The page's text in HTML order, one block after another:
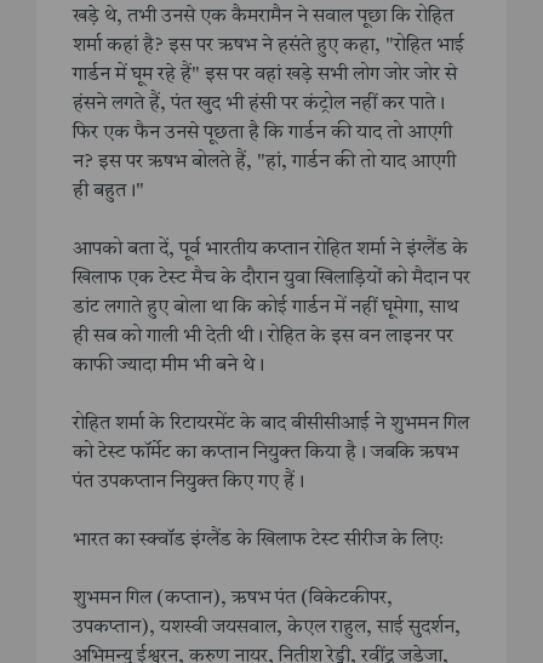
खड़े थे, तभी उनसे एक कैमरामैन ने सवाल पूछा कि रोहित
शर्मा कहां है? इस पर ऋषभ ने हसंते हुए कहा, "रोहित भाई
गार्डन में घूम रहे हैं" इस पर वहां खड़े सभी लोग जोर जोर से
हंसने लगते हैं, पंत खुद भी हंसी पर कंट्रोल नहीं कर पाते।
फिर एक फैन उनसे पूछता है कि गार्डन की याद तो आएगी
न? इस पर ऋषभ बोलते हैं, "हां, गार्डन की तो याद आएगी
ही बहुत।"
आपको बता दें, पूर्व भारतीय कप्तान रोहित शर्मा ने इंग्लैंड के
खिलाफ एक टेस्ट मैच के दौरान युवा खिलाड़ियों को मैदान पर
डांट लगाते हुए बोला था कि कोई गार्डन में नहीं घूमेगा, साथ
ही सब को गाली भी देती थी। रोहित के इस वन लाइनर पर
काफी ज्यादा मीम भी बने थे।
रोहित शर्मा के रिटायरमेंट के बाद बीसीसीआई ने शुभमन गिल
को टेस्ट फॉर्मेट का कप्तान नियुक्त किया है। जबकि ऋषभ
पंत उपकप्तान नियुक्त किए गए हैं।
भारत का स्क्वॉड इंग्लैंड के खिलाफ टेस्ट सीरीज के लिएः
शुभमन गिल (कप्तान), ऋषभ पंत (विकेटकीपर,
उपकप्तान), यशस्वी जयसवाल, केएल राहुल, साई सुदर्शन,
अभिमन्यु ईश्वरन, करुण नायर, नितीश रेड्डी, रवींद्र जडेजा,